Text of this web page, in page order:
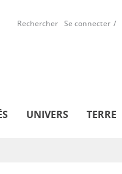
Rechercher Se connecter
UNIVERS TERRE